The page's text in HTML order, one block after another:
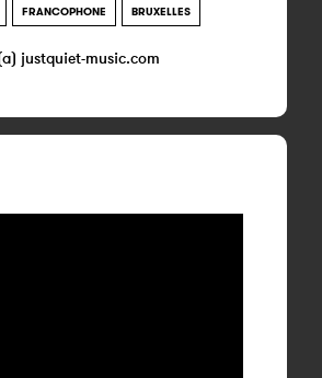
FRANCOPHONE BRUXELLES
justquiet-music.com